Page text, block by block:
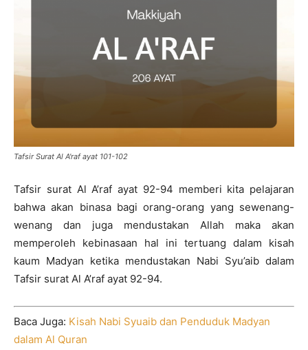
Tafsir Surat Al A'raf ayat 101-102
Tafsir surat Al A’raf ayat 92-94 memberi kita pelajaran
bahwa akan binasa bagi orang-orang yang sewenang-
wenang dan juga mendustakan Allah maka akan
memperoleh kebinasaan hal ini tertuang dalam kisah
kaum Madyan ketika mendustakan Nabi Syu’aib dalam
Tafsir surat Al A’raf ayat 92-94.
Baca Juga: Kisah Nabi Syuaib dan Penduduk Madyan
dalam Al Quran